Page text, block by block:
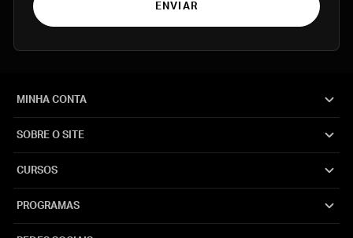
ENVIAR
MINHA CONTA
SOBRE O SITE
CURSOS
PROGRAMAS